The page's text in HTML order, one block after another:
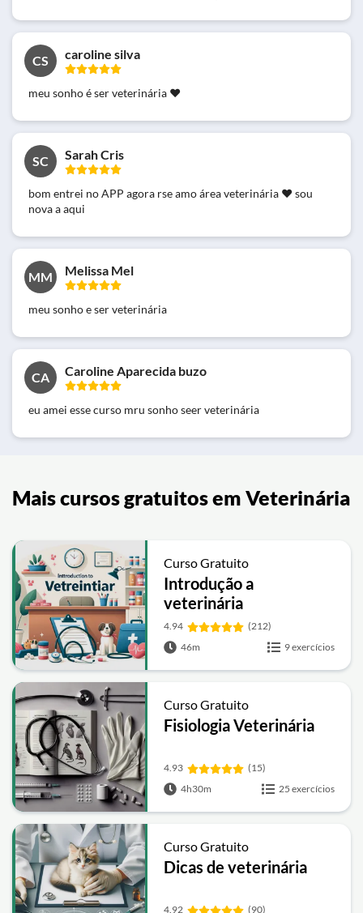
CS caroline silva
meu sonho é ser veterinária ❤
SC Sarah Cris
bom entrei no APP agora rse amo área veterinária ❤ sou
nova a aqui
MM Melissa Mel
meu sonho e ser veterinária
CA Caroline Aparecida buzo
eu amei esse curso mru sonho seer veterinária
Mais cursos gratuitos em Veterinária
Curso Gratuito
Introdução a
veterinária
4.94
(212)
46m
9 exercícios
Curso Gratuito
Fisiologia Veterinária
4.93
(15)
4h30m
25 exercícios
Curso Gratuito
Dicas de veterinária
4.92 (90)